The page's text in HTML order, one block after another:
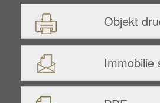
Objekt
Immobilie